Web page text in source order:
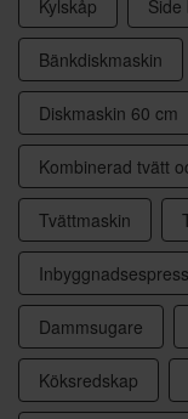
Kylskåp Side
Bänkdiskmaskin
Diskmaskin 60 cm
Kombinerad tvätt
Tvättmaskin
Dammsugare
Köksredskap